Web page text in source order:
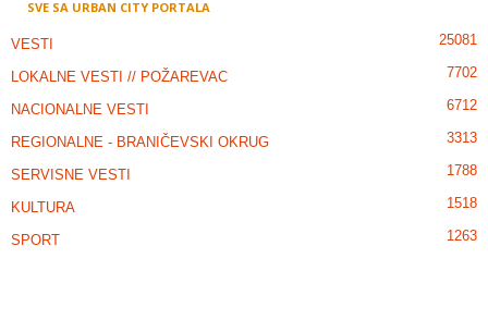
SVE SA URBAN CITY PORTALA
VESTI 25081
LOKALNE VESTI // POŽAREVAC 7702
NACIONALNE VESTI 6712
REGIONALNE - BRANIČEVSKI OKRUG 3313
SERVISNE VESTI 1788
KULTURA 1518
SPORT 1263